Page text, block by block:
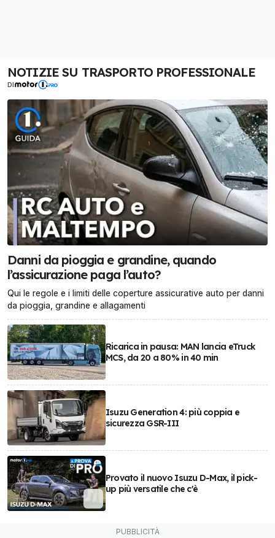
NOTIZIE SU TRASPORTO PROFESSIONALE
DI
Danni da pioggia e grandine, quando
l’assicurazione paga l’auto?
Qui le regole e i limiti delle coperture assicurative auto per danni
da pioggia, grandine e allagamenti
Ricarica in pausa: MAN lancia eTruck
MCS, da 20 a 80% in 40 min
Isuzu Generation 4: più coppia e
sicurezza GSR-III
Provato il nuovo Isuzu D-Max, il pick-
up più versatile che c'è